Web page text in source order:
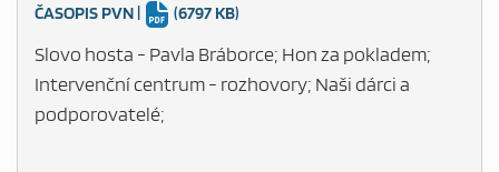
ČASOPIS PVN | (6797 KB)
Slovo hosta - Pavla Bráborce; Hon za pokladem;
Intervenční centrum - rozhovory; Naši dárci a
podporovatelé;